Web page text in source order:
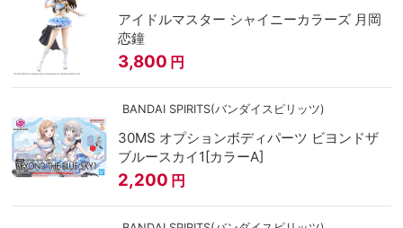
アイドルマスター シャイニーカラーズ 月岡
恋鐘
3,800 円
BANDAI SPIRITS(バンダイスピリッツ)
30MS オプションボディパーツ ビヨンドザ
ブルースカイ1[カラーA]
2,200 円